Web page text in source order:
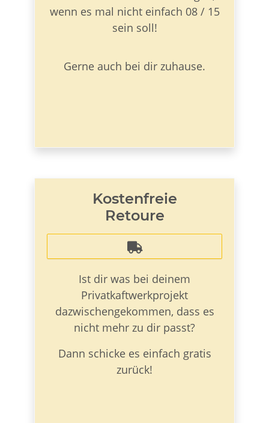
wenn es mal nicht einfach 08 / 15
sein soll!
Gerne auch bei dir zuhause.
Kostenfreie
Retoure

Ist dir was bei deinem
Privatkaftwerkprojekt
dazwischengekommen, dass es
nicht mehr zu dir passt?
Dann schicke es einfach gratis
zurück!